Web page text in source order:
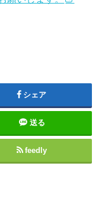
シェア
送る
feedly